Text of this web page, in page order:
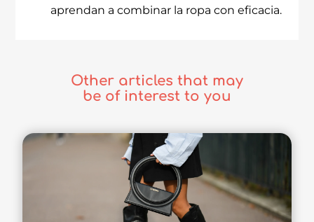
aprendan a combinar la ropa con eficacia.
Other articles that may
be of interest to you